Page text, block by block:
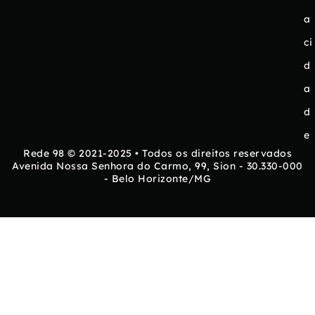
a
ci
d
a
d
e
Rede 98 © 2021-2025 • Todos os direitos reservados
Avenida Nossa Senhora do Carmo, 99, Sion - 30.330-000
- Belo Horizonte/MG